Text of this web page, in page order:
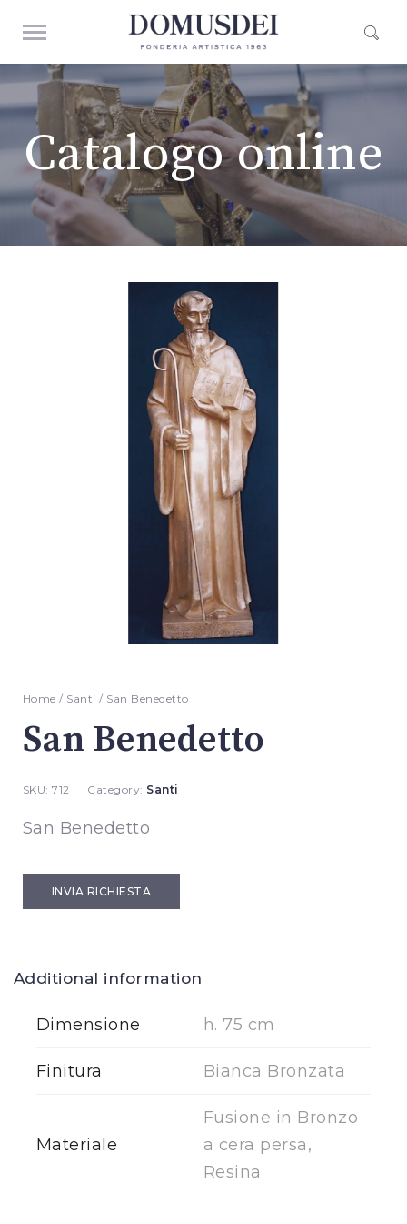
Catalogo online
Home / Santi / San Benedetto
San Benedetto
SKU:712 Category: Santi
San Benedetto
INVIA RICHIESTA
Additional information
Dimensione h. 75 cm
Finitura Bianca Bronzata
Materiale
Fusione in Bronzo
a cera persa,
Resina